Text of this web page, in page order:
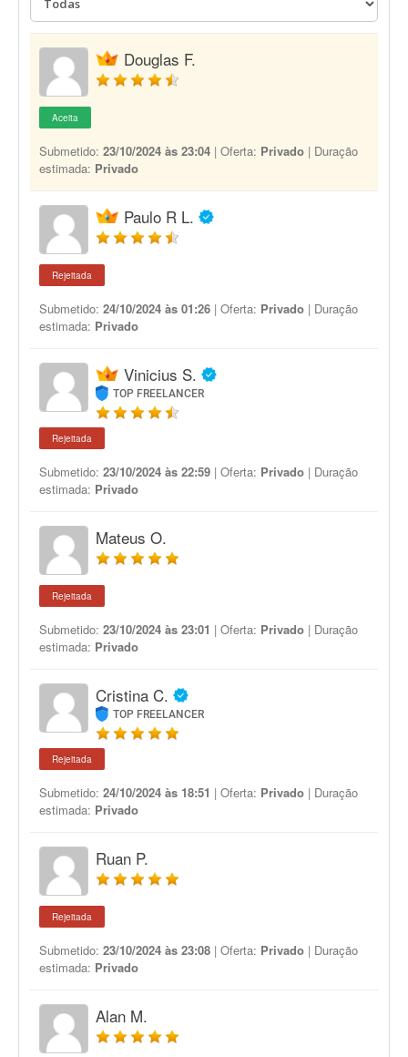
Douglas F.
Aceita
Submetido: 23/10/2024 às 23:04 | Oferta: Privado | Duração
estimada: Privado
Paulo R L.
Rejeitada
Submetido: 24/10/2024 às 01:26 | Oferta: Privado | Duração
estimada: Privado
Vinicius S.
TOP FREELANCER
Rejeitada
Submetido: 23/10/2024 às 22:59 | Oferta: Privado | Duração
estimada: Privado
Mateus O.
Rejeitada
Submetido: 23/10/2024 às 23:01 | Oferta: Privado | Duração
estimada: Privado
Cristina C.
TOP FREELANCER
Rejeitada
Submetido: 24/10/2024 às 18:51 | Oferta: Privado | Duração
estimada: Privado
Ruan P.
Rejeitada
Submetido: 23/10/2024 às 23:08 | Oferta: Privado | Duração
estimada: Privado
Alan M.